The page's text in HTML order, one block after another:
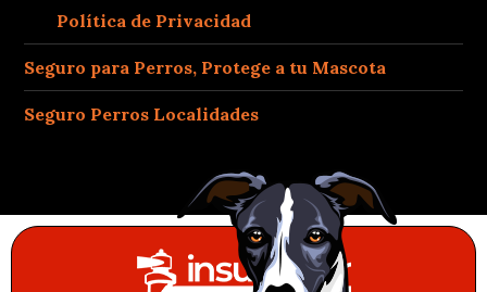
Política de Privacidad
Seguro para Perros, Protege a tu Mascota
Seguro Perros Localidades